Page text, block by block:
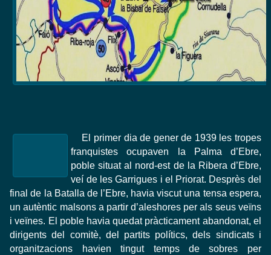
El primer dia de gener de 1939 les tropes
franquistes ocupaven la Palma d’Ebre,
poble situat al nord-est de la Ribera d’Ebre,
veí de les Garrigues i el Priorat. Desprès del
final de la Batalla de l’Ebre, havia viscut una tensa espera,
un autèntic malsons a partir d’aleshores per als seus veïns
i veïnes. El poble havia quedat pràcticament abandonat, el
dirigents del comitè, del partits polítics, dels sindicats i
organitzacions havien tingut temps de sobres per